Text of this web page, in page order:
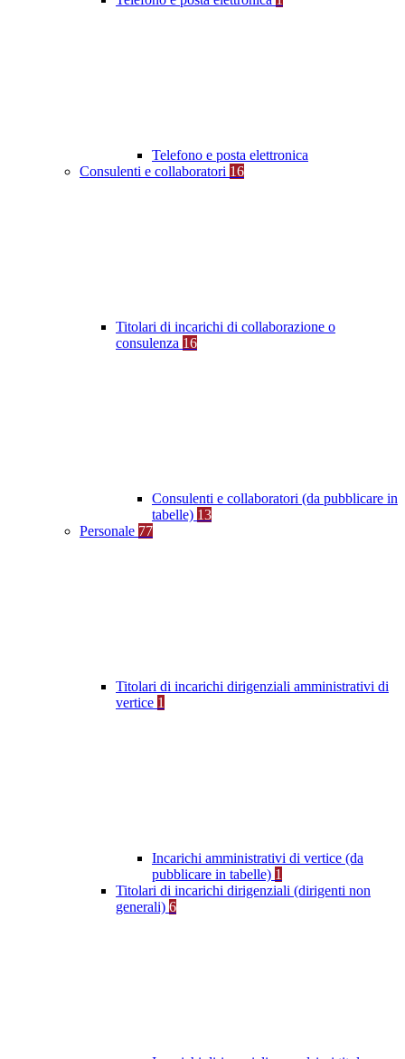
Telefono e posta elettronica
Consulenti e collaboratori 16
Titolari di incarichi di collaborazione o
consulenza 16
Consulenti e collaboratori (da pubblicare in
tabelle) 13
Personale 77
Titolari di incarichi dirigenziali amministrativi di
vertice 1
Incarichi amministrativi di vertice (da
pubblicare in tabelle) 1
Titolari di incarichi dirigenziali (dirigenti non
generali) 6